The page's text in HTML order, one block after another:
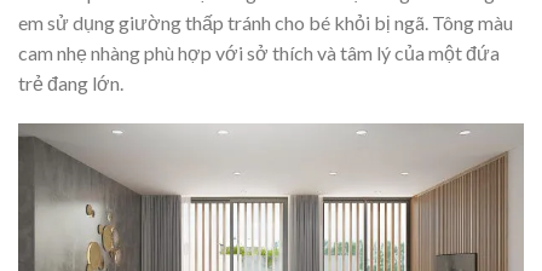
em sử dụng giường thấp tránh cho bé khỏi bị ngã. Tông màu
cam nhẹ nhàng phù hợp với sở thích và tâm lý của một đứa
trẻ đang lớn.